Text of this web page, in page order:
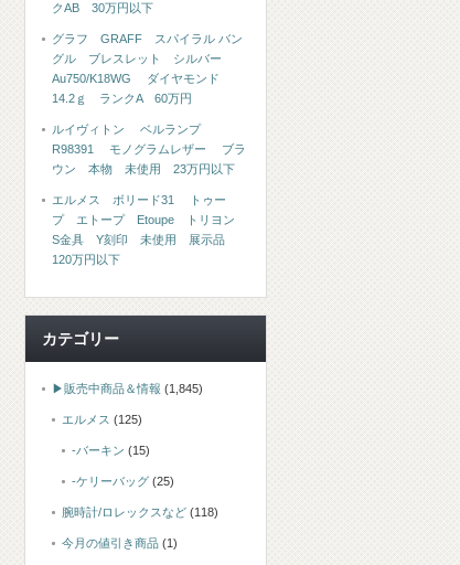
クAB 30万円以下
グラフ GRAFF スパイラル バン
グル ブレスレット シルバー
Au750/K18WG ダイヤモンド
14.2ｇ ランクA 60万円
ルイヴィトン ベルランプ
R98391 モノグラムレザー ブラ
ウン 本物 未使用 23万円以下
エルメス ボリード31 トゥー
プ エトープ Etoupe トリヨン
S金具 Y刻印 未使用 展示品
120万円以下
カテゴリー
▶販売中商品＆情報 (1,845)
エルメス (125)
-バーキン (15)
-ケリーバッグ (25)
腕時計/ロレックスなど (118)
今月の値引き商品 (1)